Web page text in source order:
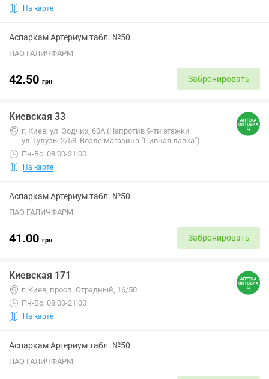
На карте
Аспаркам Артериум табл. №50
ПАО ГАЛИЧФАРМ
42.50 грн Забронировать
Киевская 33
г. Киев, ул. Зодчих, 60А (Напротив 9-ти этажки
ул.Тулузы 2/58. Возле магазина "Пивная лавка")
Пн-Вс: 08:00-21:00
На карте
Аспаркам Артериум табл. №50
ПАО ГАЛИЧФАРМ
41.00 грн Забронировать
Киевская 171
г. Киев, просп. Отрадный, 16/50
Пн-Вс: 08:00-21:00
На карте
Аспаркам Артериум табл. №50
ПАО ГАЛИЧФАРМ